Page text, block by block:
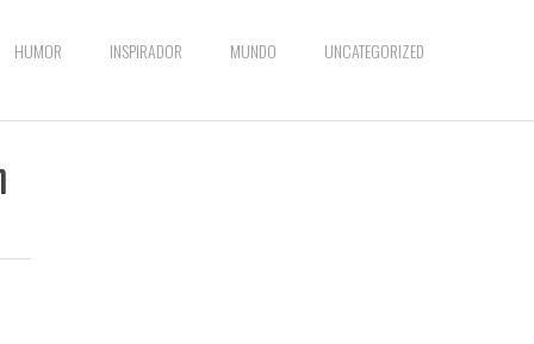
HUMOR INSPIRADOR MUNDO UNCATEGORIZED